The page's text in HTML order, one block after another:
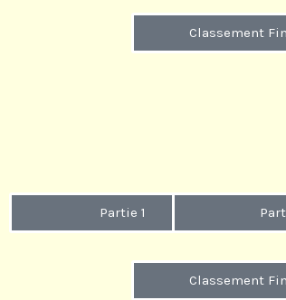
Classement
Partie 1
Classement